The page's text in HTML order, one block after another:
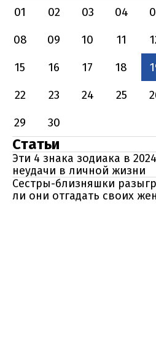
01
02 03 04
08
09 10 11
15
16 17 18
22
23 24 25
29
30
Статьи
Эти 4 знака зодиака в
неудачи в личной жизни
Сестры-близняшки
ли они отгадать своих жен